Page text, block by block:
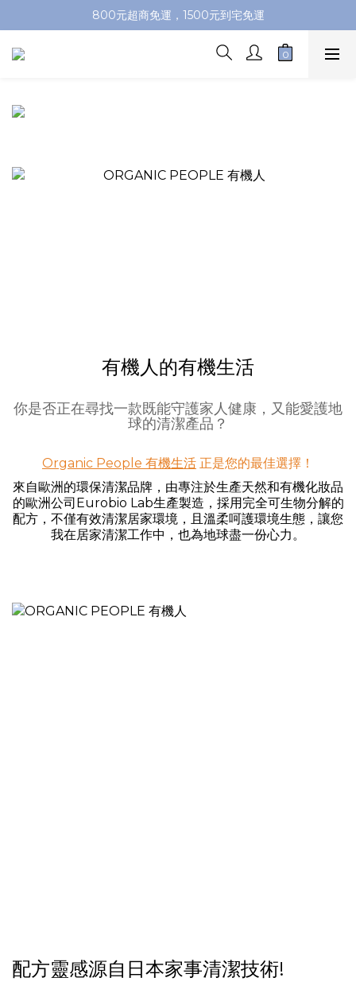
加入會員即送100元購物金，推薦好友，再送購物金
800元超商免運，1500元到宅免運
加入會員即送100元購物金，推薦好友，再送購物金
有機人的有機生活
你是否正在尋找一款既能守護家人健康，又能愛護地
球的清潔產品？
Organic People 有機生活 正是您的最佳選擇！
來自歐洲的環保清潔品牌，由專注於生產天然和有機化妝品
的歐洲公司Eurobio Lab生產製造，採用完全可生物分解的
配方，不僅有效清潔居家環境，且溫柔呵護環境生態，讓您
我在居家清潔工作中，也為地球盡一份心力。
配方靈感源自日本家事清潔技術!